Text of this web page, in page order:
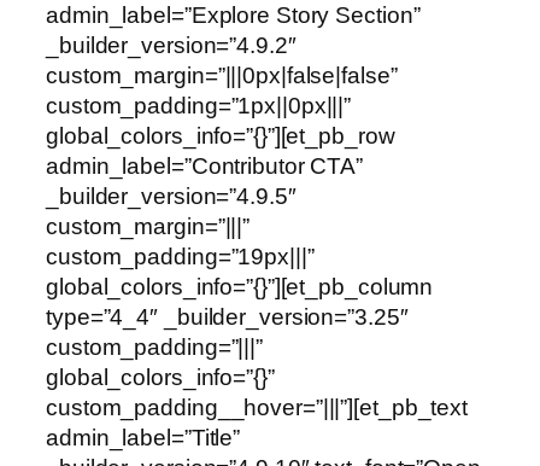
admin_label=”Explore Story Section”
_builder_version=”4.9.2″
custom_margin=”|||0px|false|false”
custom_padding=”1px||0px|||”
global_colors_info=”{}”][et_pb_row
admin_label=”Contributor CTA”
_builder_version=”4.9.5″
custom_margin=”|||”
custom_padding=”19px|||”
global_colors_info=”{}”][et_pb_column
type=”4_4″ _builder_version=”3.25″
custom_padding=”|||”
global_colors_info=”{}”
custom_padding__hover=”|||”][et_pb_text
admin_label=”Title”